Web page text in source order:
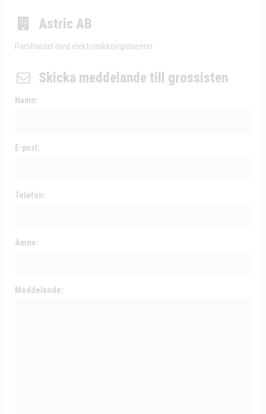
Astric AB
Partihandel med elektronikkomponenter
Skicka meddelande till grossisten
Namn:
E-post:
Telefon:
Ämne:
Meddelande: